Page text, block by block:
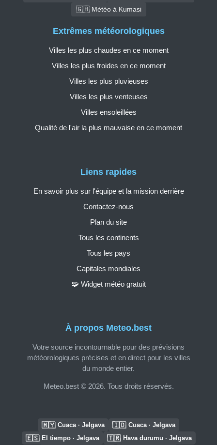
🇬🇭 Météo à Kumasi
À propos Meteo.best
Votre source incontournable pour des prévisions
météorologiques précises et en direct pour les villes
du monde entier.
Meteo.best © 2026. Tous droits réservés.
Liens rapides
En savoir plus sur l'équipe et la mission derrière
Contactez-nous
Plan du site
Tous les continents
Tous les pays
Capitales mondiales
🧩 Widget météo gratuit
Extrêmes météorologiques
Villes les plus chaudes en ce moment
Villes les plus froides en ce moment
Villes les plus pluvieuses
Villes les plus venteuses
Villes ensoleillées
Qualité de l'air la plus mauvaise en ce moment
🇲🇾 Cuaca · Jelgava 🇮🇩 Cuaca · Jelgava
🇪🇸 El tiempo · Jelgava 🇹🇷 Hava durumu · Jelgava